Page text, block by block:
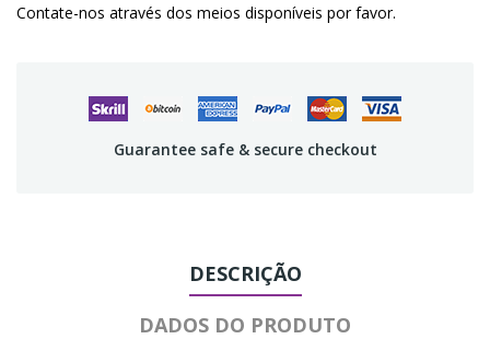
Contate-nos através dos meios disponíveis por favor.
Guarantee safe & secure checkout
DESCRIÇÃO
DADOS DO PRODUTO